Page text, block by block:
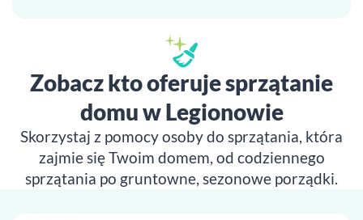
Zobacz kto oferuje sprzątanie
domu w Legionowie
Skorzystaj z pomocy osoby do sprzątania, która
zajmie się Twoim domem, od codziennego
sprzątania po gruntowne, sezonowe porządki.